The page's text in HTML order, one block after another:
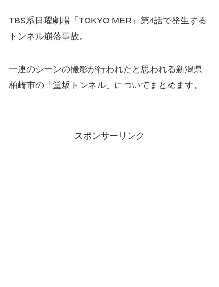
TBS系日曜劇場「TOKYO MER」第4話で発生する
トンネル崩落事故。
一連のシーンの撮影が行われたと思われる新潟県
柏崎市の「堂坂トンネル」についてまとめます。
スポンサーリンク